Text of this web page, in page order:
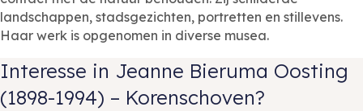
landschappen, stadsgezichten, portretten en stillevens.
Haar werk is opgenomen in diverse musea.
Interesse in Jeanne Bieruma Oosting
(1898-1994) – Korenschoven?